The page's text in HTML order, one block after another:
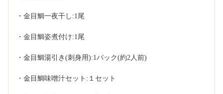
・金目鯛一夜干し:1尾
・金目鯛姿煮付け:1尾
・金目鯛湯引き(刺身用):1パック(約2人前)
・金目鯛味噌汁セット:１セット